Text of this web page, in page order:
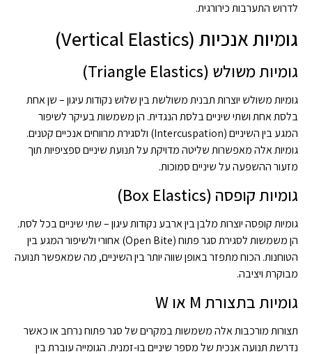
לדרוש התערבות כירורגית.
גומיות אנכיות (Vertical Elastics)
גומיות משולש (Triangle Elastics)
גומיות משולש יוצרות תבנית משולשת בין שלוש נקודות עיגון – שן אחת
בלסת אחת ושתי שיניים בלסת הנגדית. הן משמשות בעיקר לשיפור
המגע בין השיניים (Intercuspation) ולסגירת מרווחים אנכיים קטנים.
גומיות אלה מאפשרות שליטה מדויקת על תנועת שיניים ספציפיות תוך
מזעור ההשפעה על שיניים סמוכות.
גומיות קופסה (Box Elastics)
גומיות קופסה יוצרות מלבן בין ארבע נקודות עיגון – שתי שיניים בכל לסת.
הן משמשות לסגירת סגר פתוח (Open Bite) אחורי ולשיפור המגע בין
הטוחנות. הכוח מתפזר באופן שווה יותר בין השיניים, מה שמאפשר תנועה
מבוקרת ויציבה.
גומיות בתצורת M או W
תצורות מורכבות אלה משמשות במקרים של סגר פתוח נרחב או כאשר
נדרשת תנועה אנכית של מספר שיניים בו-זמנית. הגומייה עוברת בין